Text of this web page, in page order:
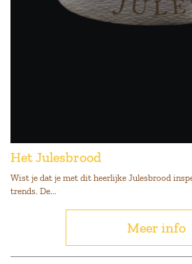
Het Julesbrood
Wist je dat je met dit heerlijke Julesbrood
trends. De...
Meer info